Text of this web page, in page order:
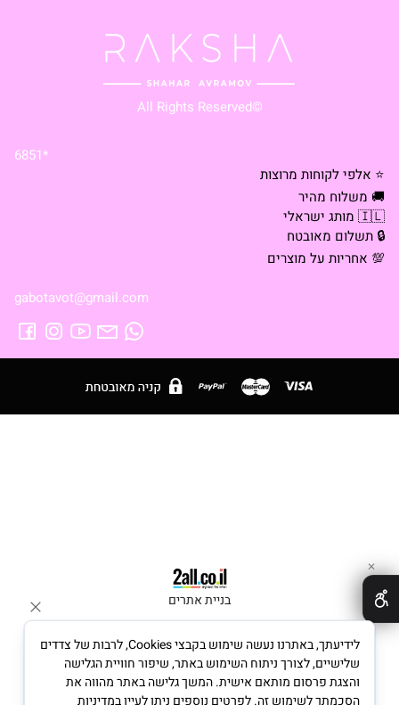
©All Rights Reserved
*6851
⭐ אלפי לקוחות מרוצות
🚚 משלוח מהיר
🇮🇱 מותג ישראלי
🔒 תשלום מאובטח
💯 אחריות על מוצרים
gabotavot@gmail.com
בניית אתרים
✕
לידיעתך, באתרנו נעשה שימוש בקבצי Cookies, לרבות של צדדים
שלישיים, לצורך ניתוח השימוש באתר, שיפור חוויית הגלישה
והצגת פרסום מותאם אישית. המשך גלישה באתר מהווה את
הסכמתך לשימוש זה. לפרטים נוספים ניתן לעיין במדיניות